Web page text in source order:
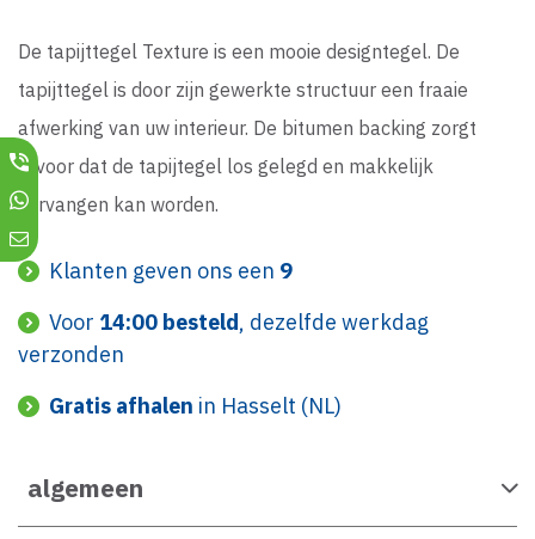
De tapijttegel Texture is een mooie designtegel. De
tapijttegel is door zijn gewerkte structuur een fraaie
afwerking van uw interieur. De bitumen backing zorgt
ervoor dat de tapijtegel los gelegd en makkelijk
vervangen kan worden.
Klanten geven ons een 9
Voor 14:00 besteld, dezelfde werkdag
verzonden
Gratis afhalen in Hasselt (NL)
algemeen